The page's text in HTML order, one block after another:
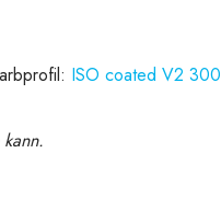
ISO coated V2 300